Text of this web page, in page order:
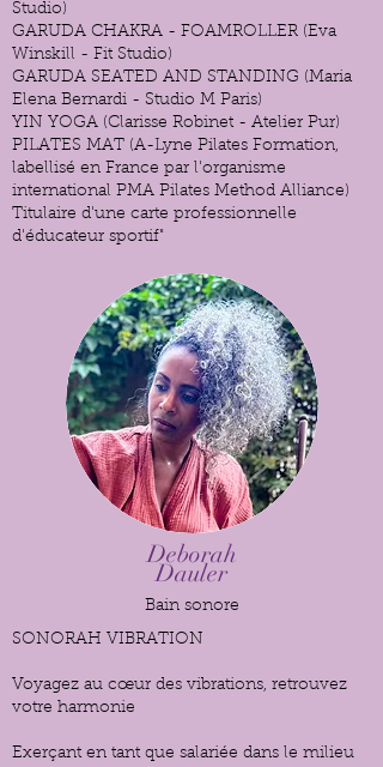
Studio)
GARUDA CHAKRA - FOAMROLLER (Eva
Winskill - Fit Studio)
GARUDA SEATED AND STANDING (Maria
Elena Bernardi - Studio M Paris)
YIN YOGA (Clarisse Robinet - Atelier Pur)
PILATES MAT (A-Lyne Pilates Formation,
labellisé en France par l'organisme
international PMA Pilates Method Alliance)
Titulaire d'une carte professionnelle
d'éducateur sportif"
Deborah
Dauler
Bain sonore
SONORAH VIBRATION
Voyagez au cœur des vibrations, retrouvez
votre harmonie
Exerçant en tant que salariée dans le milieu